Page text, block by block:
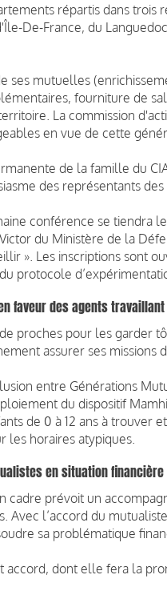
répartis dans trois
De-France, du
ses mutuelles
fourniture de
La commission
en vue de cette
de la famille du
des représentants
conférence se tiendra
du Ministère de la
». Les inscriptions sont
protocole
faveur des agents
proches pour les garder
assurer ses missions
entre Générations
du dispositif
de 0 à 12 ans à trouver
les horaires atypiques.
en situation
cadre prévoit un
Avec l’accord du
sa problématique
accord, dont elle fera la